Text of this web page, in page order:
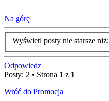
Na górę
Wyświetl posty nie starsze niż:
Odpowiedz
Posty: 2 • Strona 1 z 1
Wróć do Promocja